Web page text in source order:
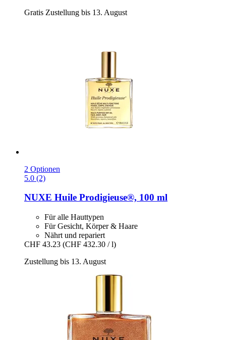
Gratis Zustellung bis 13. August
2 Optionen
5.0 (2)
NUXE Huile Prodigieuse®, 100 ml
Für alle Hauttypen
Für Gesicht, Körper & Haare
Nährt und repariert
CHF 43.23 (CHF 432.30 / l)
Zustellung bis 13. August